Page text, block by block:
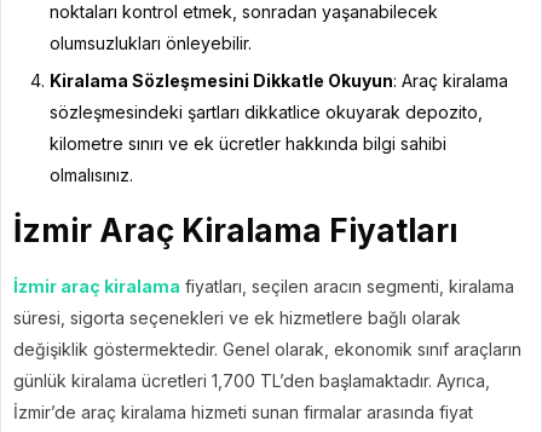
noktaları kontrol etmek, sonradan yaşanabilecek
olumsuzlukları önleyebilir.
Kiralama Sözleşmesini Dikkatle Okuyun: Araç kiralama
sözleşmesindeki şartları dikkatlice okuyarak depozito,
kilometre sınırı ve ek ücretler hakkında bilgi sahibi
olmalısınız.
İzmir Araç Kiralama Fiyatları
İzmir araç kiralama fiyatları, seçilen aracın segmenti, kiralama
süresi, sigorta seçenekleri ve ek hizmetlere bağlı olarak
değişiklik göstermektedir. Genel olarak, ekonomik sınıf araçların
günlük kiralama ücretleri 1,700 TL’den başlamaktadır. Ayrıca,
İzmir’de araç kiralama hizmeti sunan firmalar arasında fiyat